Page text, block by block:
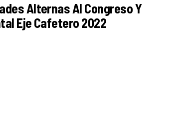
Alternas Al Congreso Y
Eje Cafetero 2022